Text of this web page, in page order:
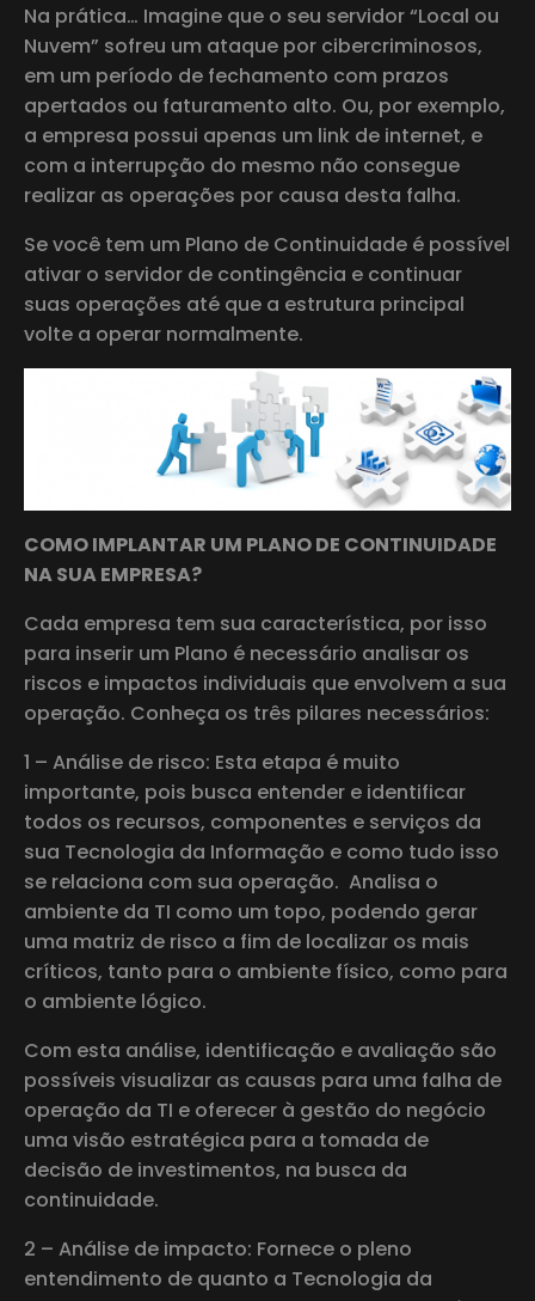
Na prática… Imagine que o seu servidor “Local ou
Nuvem” sofreu um ataque por cibercriminosos,
em um período de fechamento com prazos
apertados ou faturamento alto. Ou, por exemplo,
a empresa possui apenas um link de internet, e
com a interrupção do mesmo não consegue
realizar as operações por causa desta falha.
Se você tem um Plano de Continuidade é possível
ativar o servidor de contingência e continuar
suas operações até que a estrutura principal
volte a operar normalmente.
COMO IMPLANTAR UM PLANO DE CONTINUIDADE
NA SUA EMPRESA?
Cada empresa tem sua característica, por isso
para inserir um Plano é necessário analisar os
riscos e impactos individuais que envolvem a sua
operação. Conheça os três pilares necessários:
1 – Análise de risco: Esta etapa é muito
importante, pois busca entender e identificar
todos os recursos, componentes e serviços da
sua Tecnologia da Informação e como tudo isso
se relaciona com sua operação. Analisa o
ambiente da TI como um topo, podendo gerar
uma matriz de risco a fim de localizar os mais
críticos, tanto para o ambiente físico, como para
o ambiente lógico.
Com esta análise, identificação e avaliação são
possíveis visualizar as causas para uma falha de
operação da TI e oferecer à gestão do negócio
uma visão estratégica para a tomada de
decisão de investimentos, na busca da
continuidade.
2 – Análise de impacto: Fornece o pleno
entendimento de quanto a Tecnologia da